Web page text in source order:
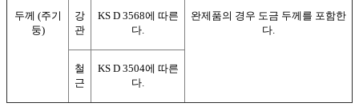
두께 (주기
둥)
완제품의 경우 도금 두께를 포함한
다.
강
관
KS D 3568에 따른
다.
철
근
KS D 3504에 따른
다.